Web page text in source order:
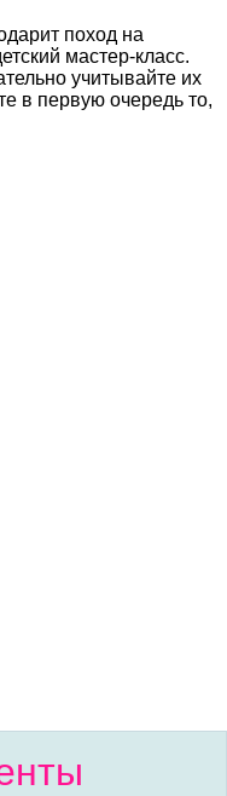
поход на
мастер-класс.
учитывайте их
в первую очередь то,